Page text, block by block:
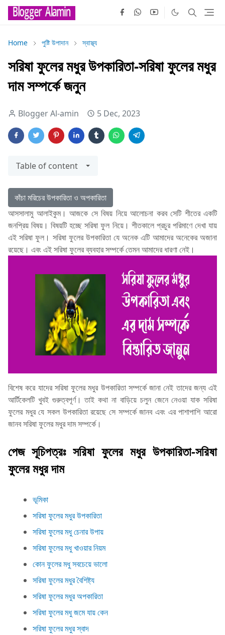
Home পুষ্টি উপাদান স্বাস্থ্য
সরিষা ফুলের মধুর উপকারিতা-সরিষা ফুলের মধুর
দাম সম্পর্কে জনুন
Blogger Al-amin 5 Dec, 2023
Table of content
কাঁচা মরিচের উপকারিতা ও অপকারিতা
আসসালামু আলাইকুম। আজকে সে বিষয় নিয়ে আলোচনা করব সেটি শীতের একটি
জনপ্রিয় বিষয়। বিষয়টি হচ্ছে সরিষা ফুল নিয়ে। শীতকালে প্রচুর পরিমাণে দেখা যায়
এই সরিষা ফুল। সরিষা ফুলের উপকারিতা যে অনেক এটি আমাদের অনেকের অজানা
রয়েছে। এবং এই সরিষা ফুলের ব্যবহার সম্পর্কে তেমন আমাদের ধারণা নেই।
বিশেষ করে যাদের সরিষা ফুলের মধুর উপকারিতা সম্পর্কে জানা নেই তাদের জন্য এই
আর্টিকেলটি খুবই গুরুত্বপূর্ণ। তাই কথা না বাড়িয়ে চলুন জেনে নেওয়া যাক সরিষা
ফুলের মধুর যে সকল উপকারিতা রয়েছে সে সম্পর্কে জানব এবং এর পাশাপাশি আরো
জানব সরিষা ফুলের মধুর দাম সম্পর্কে।
পেজ সূচিপত্রঃ সরিষা ফুলের মধুর উপকারিতা-সরিষা
ফুলের মধুর দাম
ভূমিকা
সরিষা ফুলের মধুর উপকারিতা
সরিষা ফুলের মধু চেনার উপায়
সরিষা ফুলের মধু খাওয়ার নিয়ম
কোন ফুলের মধু সবচেয়ে ভালো
সরিষা ফুলের মধুর বৈশিষ্ট্য
সরিষা ফুলের মধুর অপকারিতা
সরিষা ফুলের মধু জমে যায় কেন
সরিষা ফুলের মধুর স্বাদ